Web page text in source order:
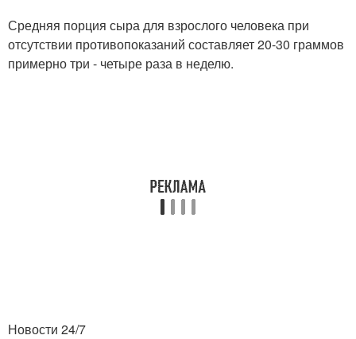
Средняя порция сыра для взрослого человека при
отсутствии противопоказаний составляет 20-30 граммов
примерно три - четыре раза в неделю.
Новости 24/7